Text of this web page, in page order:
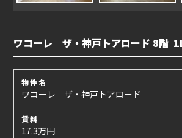
ワコーレ ザ・神戸トアロード 8階
物件名
ワコーレ ザ・神戸トアロード
賃料
17.3万円